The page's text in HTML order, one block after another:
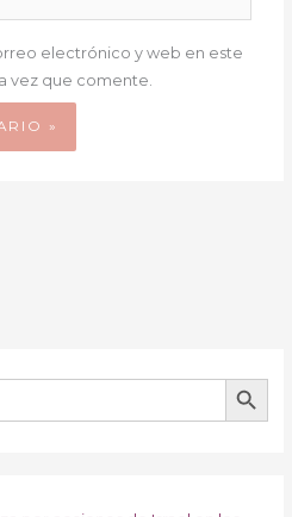
electrónico y web en este
vez que comente.
BOTÓN DE